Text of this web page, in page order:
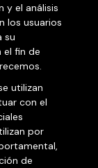
y el análisis
los usuarios
su
el fin de
utilizan
con el
por
de